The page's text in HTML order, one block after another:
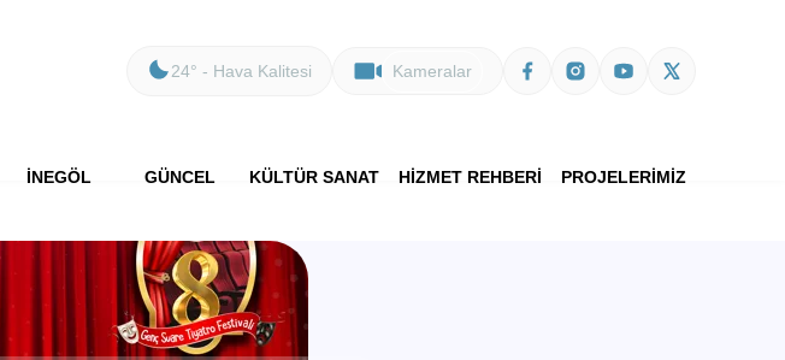
24° - Hava Kalitesi Kameralar
İNEGÖL GÜNCEL KÜLTÜR SANAT HİZMET REHBERİ PROJELERİMİZ